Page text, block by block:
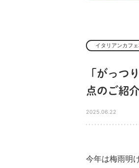
イタリアンカフ
「がっつ
点のご紹
2025.06.22
今年は梅雨明